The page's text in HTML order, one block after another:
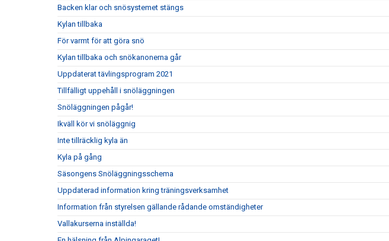
Backen klar och snösystemet stängs
Kylan tillbaka
För varmt för att göra snö
Kylan tillbaka och snökanonerna går
Uppdaterat tävlingsprogram 2021
Tillfälligt uppehåll i snöläggningen
Snöläggningen pågår!
Ikväll kör vi snöläggnig
Inte tillräcklig kyla än
Kyla på gång
Säsongens Snöläggningsschema
Uppdaterad information kring träningsverksamhet
Information från styrelsen gällande rådande omständigheter
Vallakurserna inställda!